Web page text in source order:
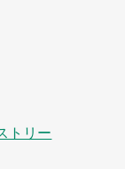
トリー